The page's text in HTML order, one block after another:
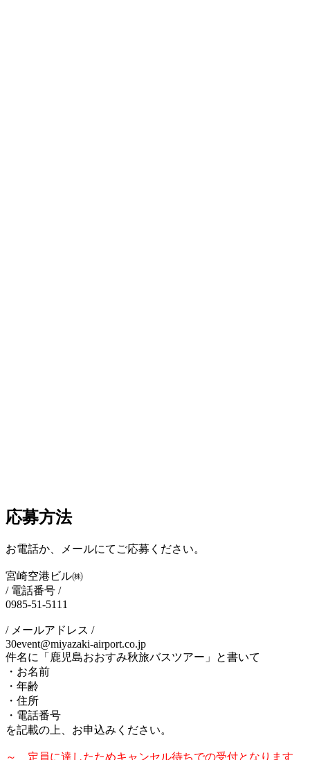
応募方法
お電話か、メールにてご応募ください。
宮崎空港ビル㈱
/ 電話番号 /
0985-51-5111
/ メールアドレス /
30event@miyazaki-airport.co.jp
件名に「鹿児島おおすみ秋旅バスツアー」と書いて
・お名前
・年齢
・住所
・電話番号
を記載の上、お申込みください。
～ 定員に達したためキャンセル待ちでの受付となります